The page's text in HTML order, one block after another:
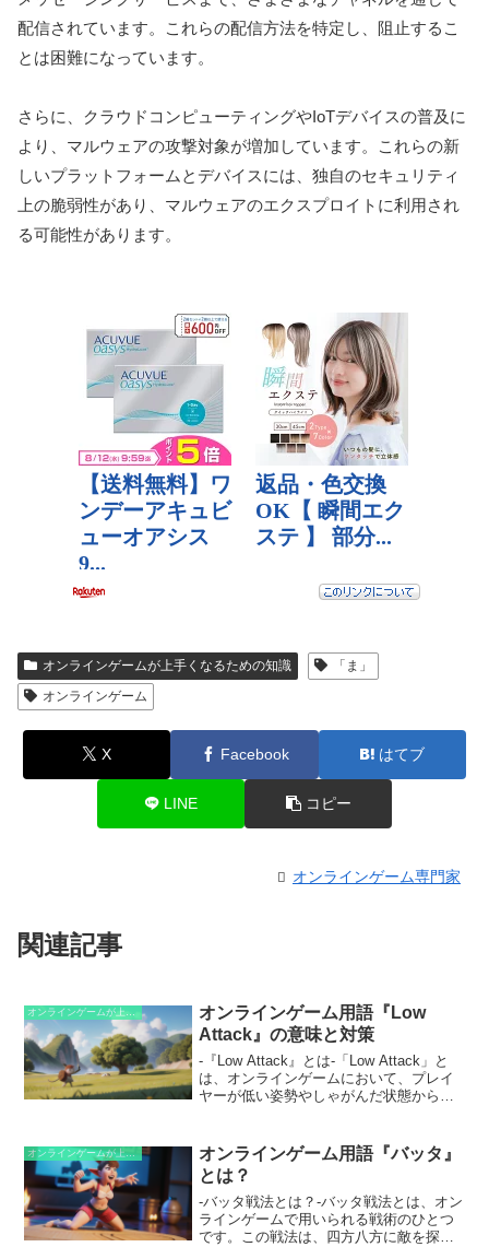
配信されています。これらの配信方法を特定し、阻止するこ
とは困難になっています。
さらに、クラウドコンピューティングやIoTデバイスの普及に
より、マルウェアの攻撃対象が増加しています。これらの新
しいプラットフォームとデバイスには、独自のセキュリティ
上の脆弱性があり、マルウェアのエクスプロイトに利用され
る可能性があります。
オンラインゲームが上手くなるための知識
「ま」
オンラインゲーム
X Facebook はてブ
LINE コピー
オンラインゲーム専門家
関連記事
オンラインゲームが上手くなるための知識
オンラインゲーム用語『Low
Attack』の意味と対策
-『Low Attack』とは-「Low Attack」と
は、オンラインゲームにおいて、プレイ
ヤーが低い姿勢やしゃがんだ状態から攻
り低い位置から攻撃することで相手にダ
メージを与えやすくなります。このテク
ニックは、射撃ゲームや格闘ゲームなど
でよく使用され、相手の予想外の動きで
混乱させたり、射線が通らない位置から
攻撃したりするのに役立ちます。
オンラインゲーム用語『バッタ』
とは？
-バッタ戦法とは？-バッタ戦法とは、オン
ラインゲームで用いられる戦術のひとつ
です。この戦法は、四方八方に敵を探し